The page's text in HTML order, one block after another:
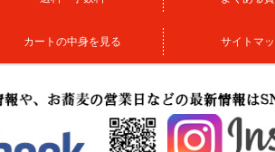
カートの中身を見る サイトマ